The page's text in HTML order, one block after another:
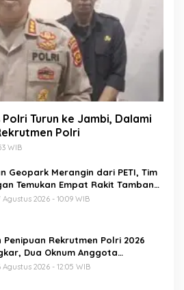
Turun ke Jambi, Dalami
Polri
WIB
Geopark Merangin dari PETI, Tim
Temukan Empat Rakit Tambang
2026 - 10:09 WIB
Penipuan Rekrutmen Polri 2026
Dua Oknum Anggota
Propam Polda Jambi
Agustus 2026 - 12:05 WIB